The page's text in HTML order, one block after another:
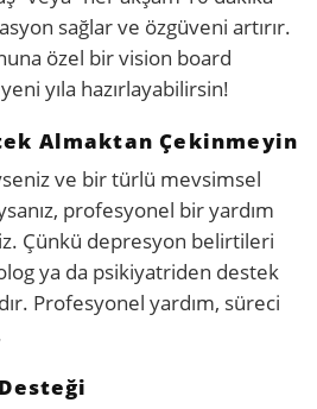
sağlar ve özgüveni artırır.
özel bir vision board
yıla hazırlayabilirsin!
Almaktan Çekinmeyin
ve bir türlü mevsimsel
profesyonel bir yardım
Çünkü depresyon belirtileri
ya da psikiyatriden destek
Profesyonel yardım, süreci